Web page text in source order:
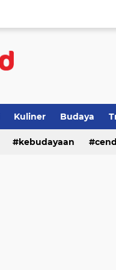
Kuliner Budaya
kebudayaan